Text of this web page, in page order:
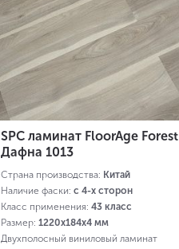
SPC ламинат FloorAge Forest
Дафна 1013
Страна производства: Китай
Наличие фаски: с 4-х сторон
Класс применения: 43 класс
Размер: 1220х184х4 мм
Двухполосный виниловый ламинат